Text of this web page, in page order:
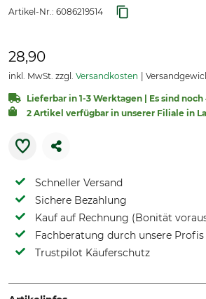
Artikel-Nr.: 6086219514
28,90
inkl. MwSt. zzgl. Versandkosten
Lieferbar in 1-3 Werktagen | Es sind
2 Artikel verfügbar in unserer Filiale in
Schneller Versand
Sichere Bezahlung
Kauf auf Rechnung (Bonität
Fachberatung durch unsere Profis
Trustpilot Käuferschutz